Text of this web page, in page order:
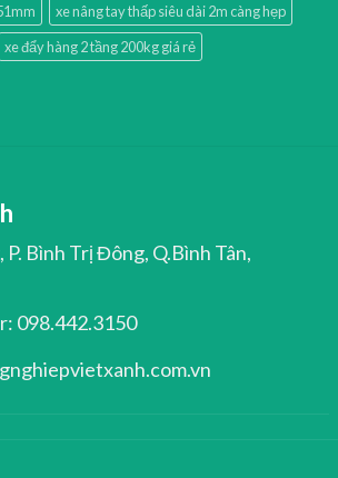
xe nâng tay thấp siêu dài 2m càng hẹp
xe đẩy hàng 2 tầng 200kg giá rẻ
Bình Trị Đông, Q.Bình Tân,
098.442.3150